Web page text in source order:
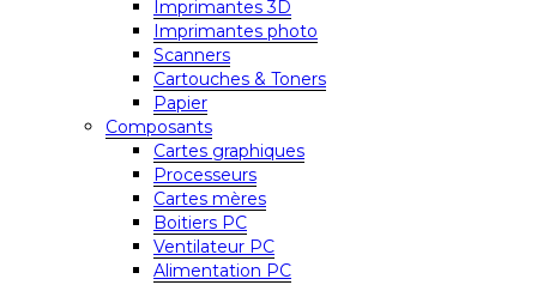
Imprimantes 3D
Imprimantes photo
Scanners
Cartouches & Toners
Papier
Composants
Cartes graphiques
Processeurs
Cartes mères
Boitiers PC
Ventilateur PC
Alimentation PC